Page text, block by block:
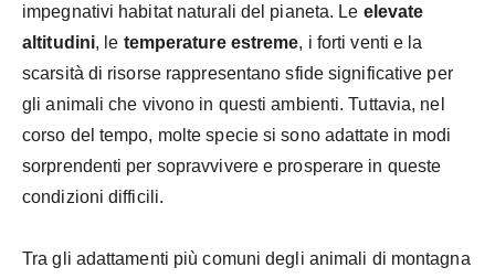
impegnativi habitat naturali del pianeta. Le elevate
altitudini, le temperature estreme, i forti venti e la
scarsità di risorse rappresentano sfide significative per
gli animali che vivono in questi ambienti. Tuttavia, nel
corso del tempo, molte specie si sono adattate in modi
sorprendenti per sopravvivere e prosperare in queste
condizioni difficili.
Tra gli adattamenti più comuni degli animali di montagna